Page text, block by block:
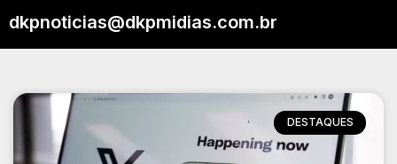
dkpnoticias@dkpmidias.com.br
DESTAQUES